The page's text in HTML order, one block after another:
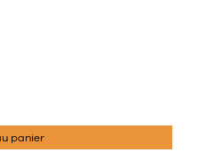
panier